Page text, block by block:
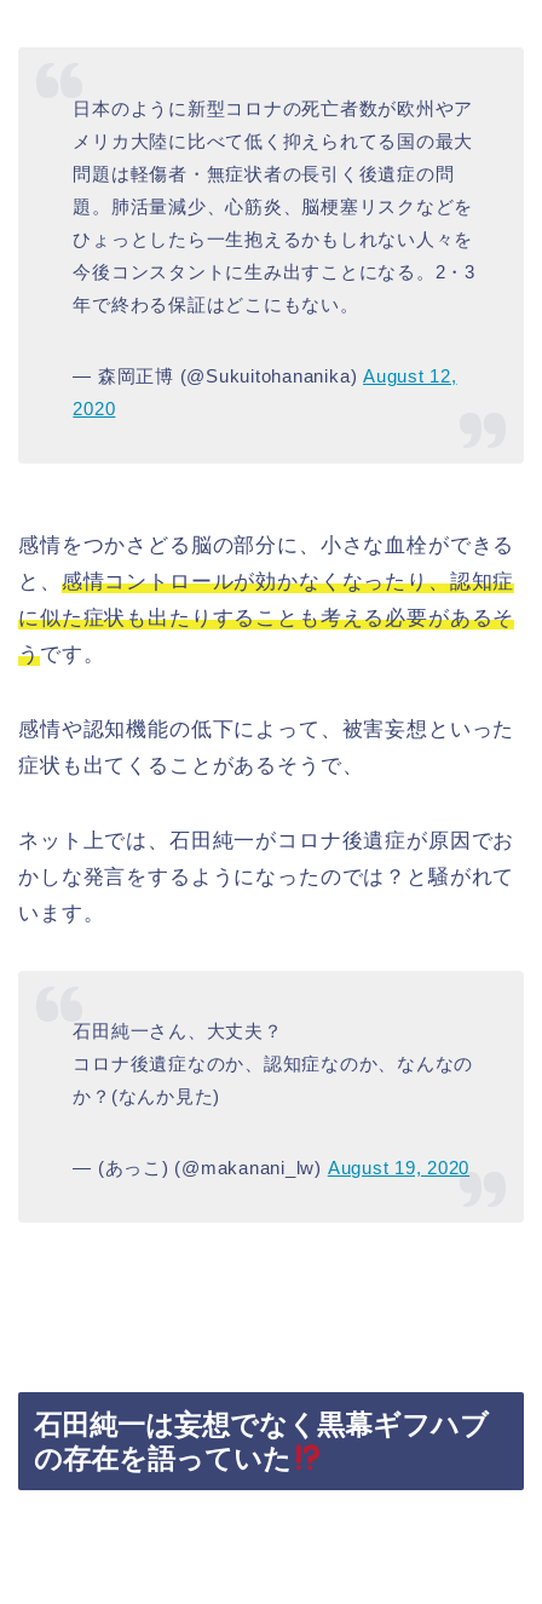
日本のように新型コロナの死亡者数が欧州やア
メリカ大陸に比べて低く抑えられてる国の最大
問題は軽傷者・無症状者の長引く後遺症の問
題。肺活量減少、心筋炎、脳梗塞リスクなどを
ひょっとしたら一生抱えるかもしれない人々を
今後コンスタントに生み出すことになる。2・3
年で終わる保証はどこにもない。
— 森岡正博 (@Sukuitohananika)August 12,
2020
感情をつかさどる脳の部分に、小さな血栓ができる
と、 感情コントロールが効かなくなったり、認知症
に似た症状も出たりすることも考える必要があるそ
うです。
感情や認知機能の低下によって、被害妄想といった
症状も出てくることがあるそうで、
ネット上では、石田純一がコロナ後遺症が原因でお
かしな発言をするようになったのでは？と騒がれて
います。
石田純一さん、大丈夫？
コロナ後遺症なのか、認知症なのか、なんなの
か？(なんか見た)
— (あっこ) (@makanani_lw) August 19, 2020
石田純一は妄想でなく黒幕ギフハブ
の存在を語っていた